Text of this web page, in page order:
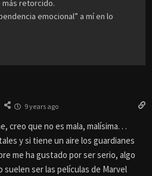
más retorcido.
emocional” a mí en lo
9 years ago
creo que no es mala, malísima. . .
y si tiene un aire los guardianes
me ha gustado por ser serio, algo
ser las películas de Marvel